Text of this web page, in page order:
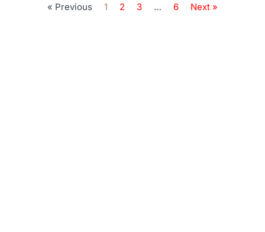
« Previous 1 2 3 … 6 Next »